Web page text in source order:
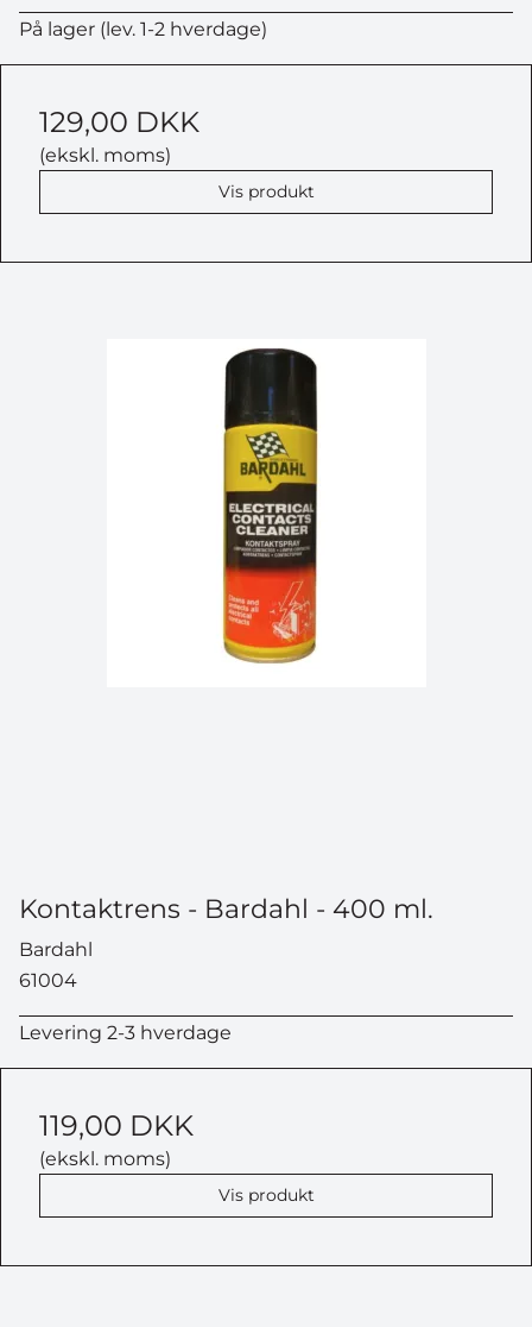
På lager (lev. 1-2 hverdage)
129,00 DKK
(ekskl. moms)
Vis produkt
Kontaktrens - Bardahl - 400 ml.
Bardahl
61004
Levering 2-3 hverdage
119,00 DKK
(ekskl. moms)
Vis produkt